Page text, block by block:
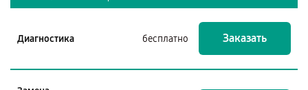
Диагностика бесплатно Заказать